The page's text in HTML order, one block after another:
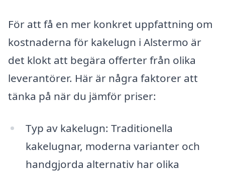
För att få en mer konkret uppfattning om
kostnaderna för kakelugn i Alstermo är
det klokt att begära offerter från olika
leverantörer. Här är några faktorer att
tänka på när du jämför priser:
Typ av kakelugn: Traditionella
kakelugnar, moderna varianter och
handgjorda alternativ har olika